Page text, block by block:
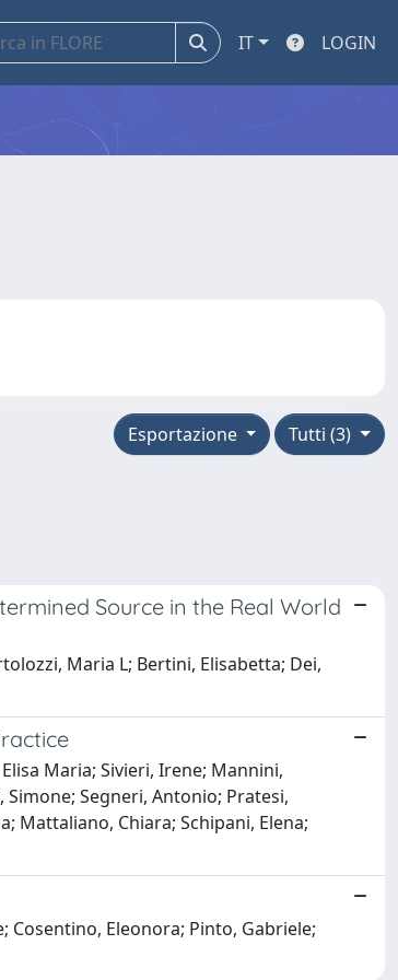
IT LOGIN
Tutti (3)
Esportazione
Source in the Real World
Maria L; Bertini, Elisabetta; Dei,
Maria; Sivieri, Irene; Mannini,
Segneri, Antonio; Pratesi,
Mattaliano, Chiara; Schipani, Elena;
Cosentino, Eleonora; Pinto, Gabriele;